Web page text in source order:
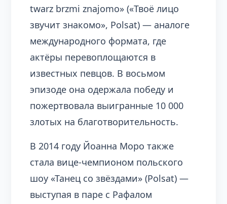
twarz brzmi znajomo» («Твоё лицо
звучит знакомо», Polsat) — аналоге
международного формата, где
актёры перевоплощаются в
известных певцов. В восьмом
эпизоде она одержала победу и
пожертвовала выигранные 10 000
злотых на благотворительность.
В 2014 году Йоанна Моро также
стала вице-чемпионом польского
шоу «Танец со звёздами» (Polsat) —
выступая в паре с Рафалом